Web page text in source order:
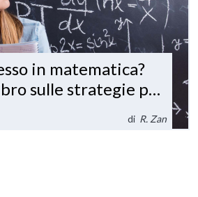
in matematica?
sulle strategie per
di R. Zan